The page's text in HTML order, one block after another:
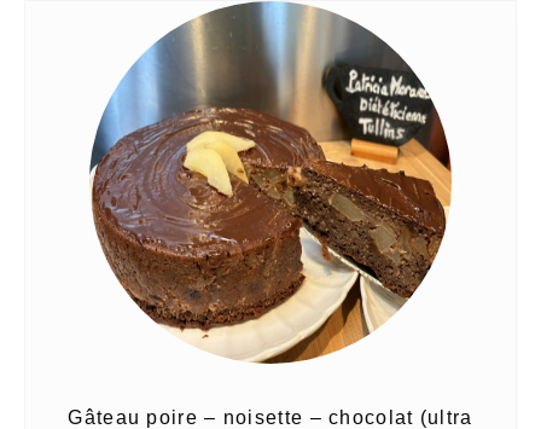
Gâteau poire – noisette – chocolat (ultra